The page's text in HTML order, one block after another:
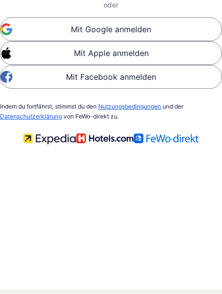
oder
Mit Google anmelden
Mit Apple anmelden
Mit Facebook anmelden
Indem du fortfährst, stimmst du den Nutzungsbedingungen und der
Datenschutzerklärung von FeWo-direkt zu.